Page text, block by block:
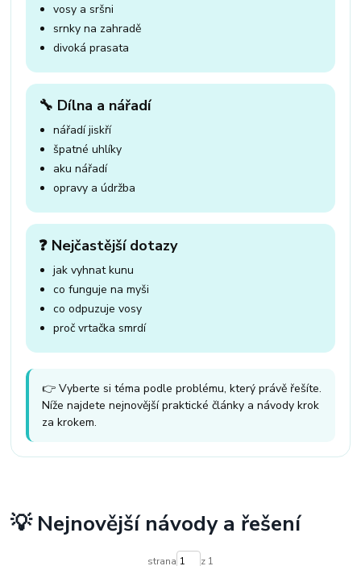
vosy a sršni
srnky na zahradě
divoká prasata
🔧 Dílna a nářadí
nářadí jiskří
špatné uhlíky
aku nářadí
opravy a údržba
❓ Nejčastější dotazy
jak vyhnat kunu
co funguje na myši
co odpuzuje vosy
proč vrtačka smrdí
👉 Vyberte si téma podle problému, který právě řešíte.
Níže najdete nejnovější praktické články a návody krok
za krokem.
💡 Nejnovější návody a řešení
strana z 1